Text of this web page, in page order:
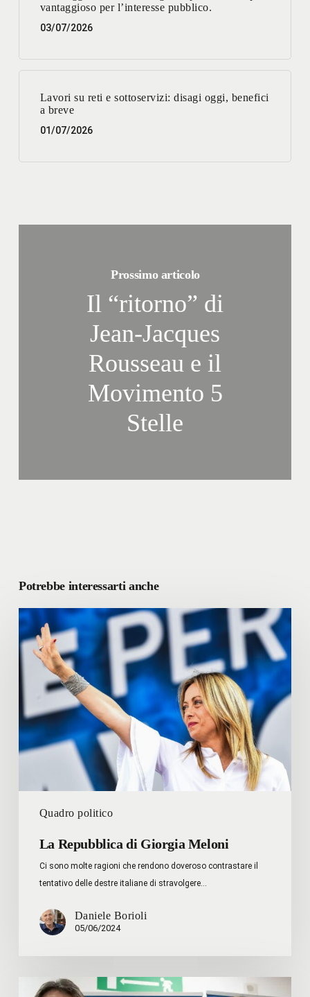
vantaggioso per l’interesse pubblico.
03/07/2026
Lavori su reti e sottoservizi: disagi oggi, benefici
a breve
01/07/2026
Prossimo articolo
Il “ritorno” di
Jean-Jacques
Rousseau e il
Movimento 5
Stelle
Potrebbe interessarti anche
Quadro politico
La
Repubblica
di
Giorgia
Meloni
La Repubblica di Giorgia Meloni
Ci sono molte ragioni che rendono doveroso contrastare il
tentativo delle destre italiane di stravolgere…
Daniele Borioli
05/06/2024